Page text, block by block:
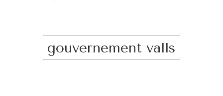
gouvernement valls